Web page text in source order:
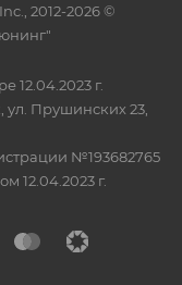
2012-2026 ©
12.04.2023 г.
ул. Прушинских 23,
№193682765
12.04.2023 г.